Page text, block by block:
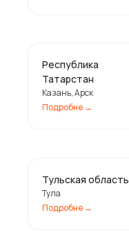
Тульская область
Тула
Подробне ㅤ→
Республика
Татарстан
Казань, Арск
Подробне ㅤ→